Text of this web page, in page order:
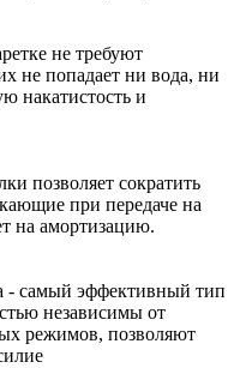
не требуют
не попадает ни вода, ни
накатистость и
позволяет сократить
при передаче на
на амортизацию.
- самый эффективный тип
независимы от
режимов, позволяют